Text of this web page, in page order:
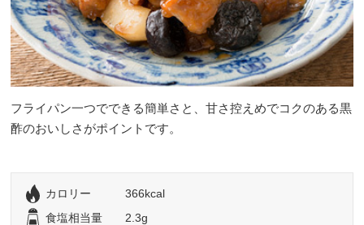
フライパン一つでできる簡単さと、甘さ控えめでコクのある黒
酢のおいしさがポイントです。
カロリー
366kcal
食塩相当量
2.3g